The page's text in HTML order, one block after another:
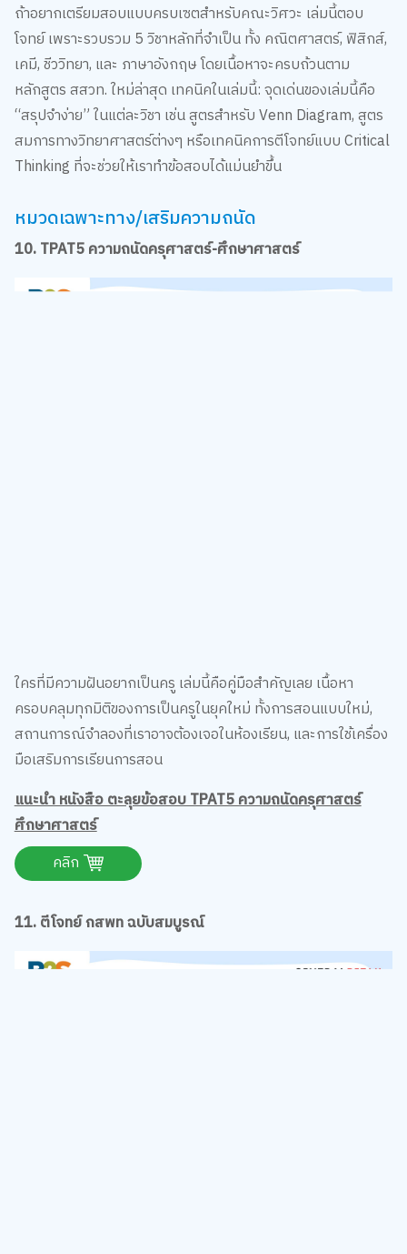
ถ้าอยากเตรียมสอบแบบครบเซตสำหรับคณะวิศวะ เล่มนี้ตอบ
โจทย์ เพราะรวบรวม 5 วิชาหลักที่จำเป็น ทั้ง คณิตศาสตร์, ฟิสิกส์,
เคมี, ชีววิทยา, และ ภาษาอังกฤษ โดยเนื้อหาจะครบถ้วนตาม
หลักสูตร สสวท. ใหม่ล่าสุด เทคนิคในเล่มนี้: จุดเด่นของเล่มนี้คือ
“สรุปจำง่าย” ในแต่ละวิชา เช่น สูตรสำหรับ Venn Diagram, สูตร
สมการทางวิทยาศาสตร์ต่างๆ หรือเทคนิคการตีโจทย์แบบ Critical
Thinking ที่จะช่วยให้เราทำข้อสอบได้แม่นยำขึ้น
หมวดเฉพาะทาง/เสริมความถนัด
10. TPAT5 ความถนัดครุศาสตร์-ศึกษาศาสตร์
ใครที่มีความฝันอยากเป็นครู เล่มนี้คือคู่มือสำคัญเลย เนื้อหา
ครอบคลุมทุกมิติของการเป็นครูในยุคใหม่ ทั้งการสอนแบบใหม่,
สถานการณ์จำลองที่เราอาจต้องเจอในห้องเรียน, และการใช้เครื่อง
มือเสริมการเรียนการสอน
แนะนำ หนังสือ ตะลุยข้อสอบ TPAT5 ความถนัดครุศาสตร์
ศึกษาศาสตร์
คลิก
11. ตีโจทย์ กสพท ฉบับสมบูรณ์